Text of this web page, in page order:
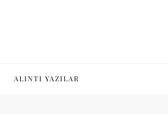
ALINTI YAZILAR